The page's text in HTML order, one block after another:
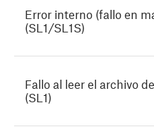
Error interno (fallo en
(SL1/SL1S)
Fallo al leer el archivo
(SL1)